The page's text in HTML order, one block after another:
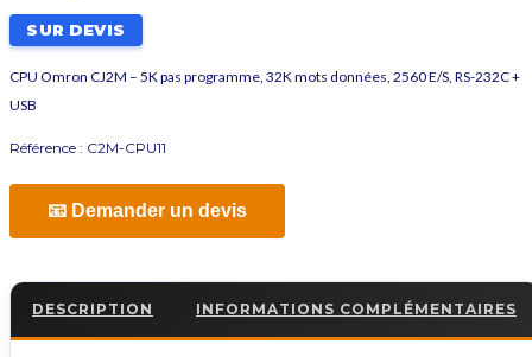
SUR DEVIS
CPU Omron CJ2M – 5K pas programme, 32K mots données, 2560 E/S, RS-232C +
USB
Référence : C2M-CPU11
📧 Demander un devis
DESCRIPTION INFORMATIONS COMPLÉMENTAIRES